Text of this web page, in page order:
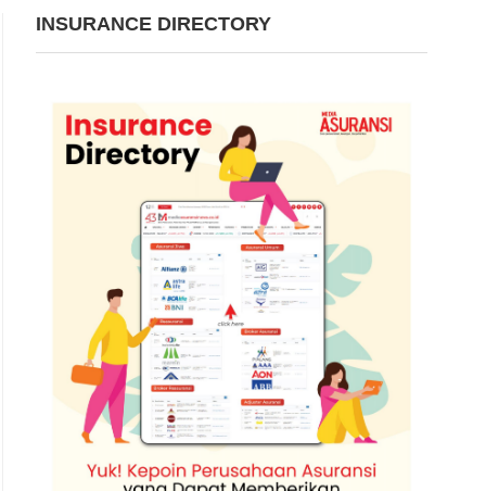
INSURANCE DIRECTORY